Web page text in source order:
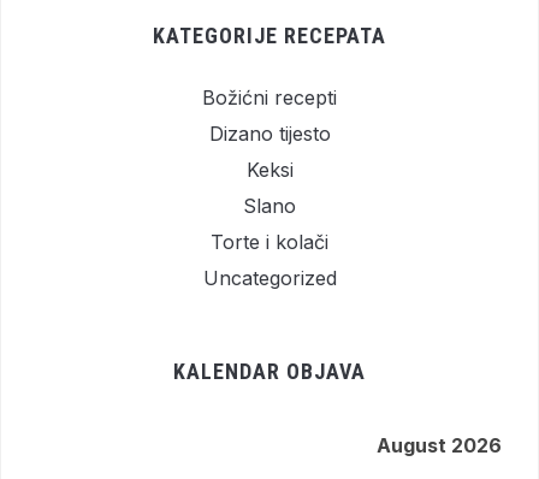
KATEGORIJE RECEPATA
Božićni recepti
Dizano tijesto
Keksi
Slano
Torte i kolači
Uncategorized
KALENDAR OBJAVA
August 2026